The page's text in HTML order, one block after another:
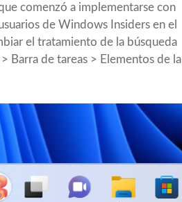
comenzó a implementarse con
de Windows Insiders en el
el tratamiento de la búsqueda
Barra de tareas > Elementos de la